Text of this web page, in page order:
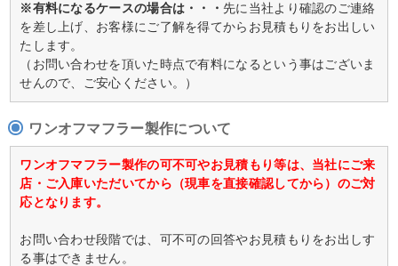
※有料になるケースの場合は・・・先に当社より確認のご連絡
を差し上げ、お客様にご了解を得てからお見積もりをお出しい
たします。
（お問い合わせを頂いた時点で有料になるという事はございま
せんので、ご安心ください。）
ワンオフマフラー製作について
ワンオフマフラー製作の可不可やお見積もり等は、当社にご来
店・ご入庫いただいてから（現車を直接確認してから）のご対
応となります。
お問い合わせ段階では、可不可の回答やお見積もりをお出しす
る事はできません。